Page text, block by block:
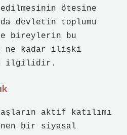
ötesine
devletin toplumu
bireylerin bu
ne kadar ilişki
ilgilidir.
aktif katılımı
bir siyasal